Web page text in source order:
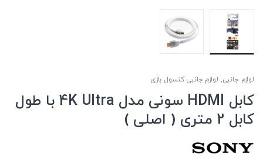
لوازم جانبی, لوازم جانبی کنسول بازی
کابل HDMI سونی مدل 4K Ultra با طول
کابل 2 متری ( اصلی )